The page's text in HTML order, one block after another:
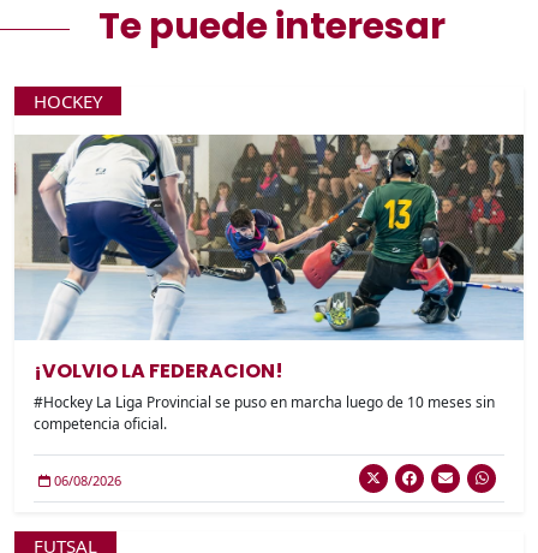
Te puede interesar
HOCKEY
¡VOLVIO LA FEDERACION!
#Hockey La Liga Provincial se puso en marcha luego de 10 meses sin
competencia oficial.
06/08/2026
FUTSAL